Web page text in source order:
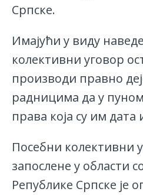
Српске.
Имајући у виду
колективни уговор
производи правно
радницима да у
права која су им дата
Посебни колективни
запослене у области
Републике Српске је